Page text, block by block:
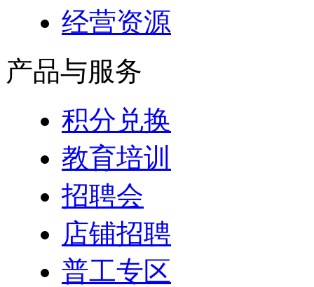
经营资源
产品与服务
积分兑换
教育培训
招聘会
店铺招聘
普工专区